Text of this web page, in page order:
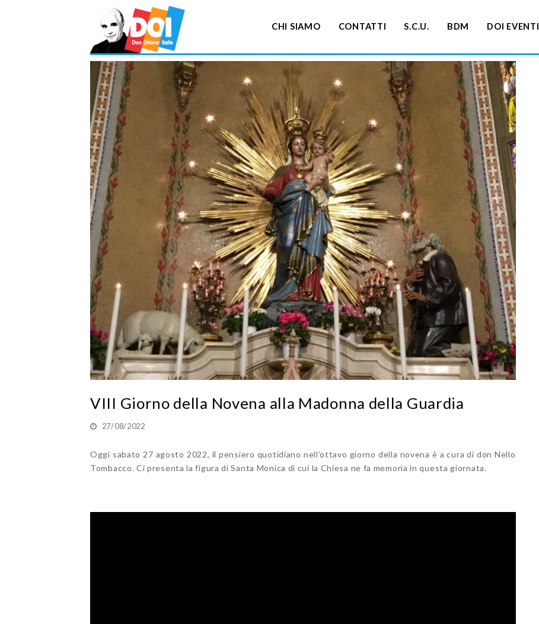
CHI SIAMO CONTATTI S.C.U. BDM DOI EVENTI
VIII Giorno della Novena alla Madonna della Guardia
27/08/2022
Oggi sabato 27 agosto 2022, il pensiero quotidiano nell’ottavo giorno della novena è a cura di don Nello
Tombacco. Ci presenta la figura di Santa Monica di cui la Chiesa ne fa memoria in questa giornata.